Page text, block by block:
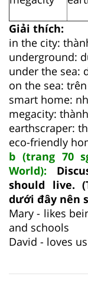
Giải thích:
in the city:
underground:
under the sea:
on the sea:
smart home:
megacity:
earthscraper:
eco-friendly
b (trang 70
World):
should live.
dưới đây nên
Mary - likes
and schools
David - loves